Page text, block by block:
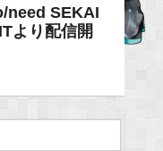
need SEKAI
より配信開